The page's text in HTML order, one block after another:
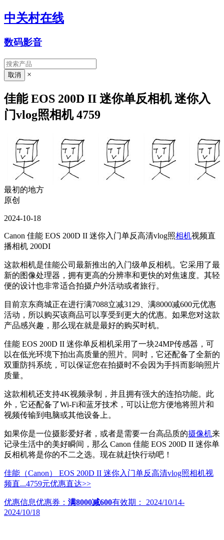
中关村在线
数码影音
×
佳能 EOS 200D II 迷你单反相机 迷你入
门vlog照相机 4759
最初的地方
原创
2024-10-18
Canon 佳能 EOS 200D II 迷你入门单反高清vlog照相机视频直
播相机 200DI
这款相机是佳能公司最新推出的入门级单反相机。它采用了最
新的图像处理器，拥有更高的分辨率和更快的对焦速度。其轻
便的设计也非常适合拍摄户外活动或者旅行。
目前京东商城正在进行满7088立减3129、满8000减600元优惠
活动，所以购买该商品可以享受到更大的优惠。如果您对这款
产品感兴趣，那么现在就是最好的购买时机。
佳能 EOS 200D II 迷你单反相机采用了一块24MP传感器，可
以在低光环境下拍出高质量的照片。同时，它还配备了全新的
双重防抖系统，可以保证您在拍摄时不会因为手抖而影响照片
质量。
这款相机还支持4K视频录制，并且拥有强大的连拍功能。此
外，它还配备了Wi-Fi和蓝牙技术，可以让您方便地将照片和
视频传输到电脑或其他设备上。
如果你是一位摄影爱好者，或者是需要一台高品质的摄像机来
记录生活中的美好瞬间，那么 Canon 佳能 EOS 200D II 迷你单
反相机将是你的不二之选。现在就赶快行动吧！
佳能（Canon） EOS 200D II 迷你入门单反高清vlog照相机视
频直...4759元优惠直达>>
优惠信息优惠券： 满8000减600有效期：
2024/10/14-
2024/10/18